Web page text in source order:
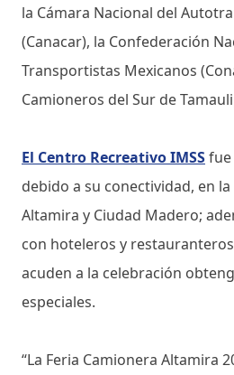
la Cámara Nacional del
(Canacar), la Confederación
Transportistas Mexicanos
Camioneros del Sur de
El Centro Recreativo IMSSfue
debido a su conectividad, en
Altamira y Ciudad Madero;
con hoteleros y
acuden a la celebración
especiales.
“La Feria Camionera Altamira